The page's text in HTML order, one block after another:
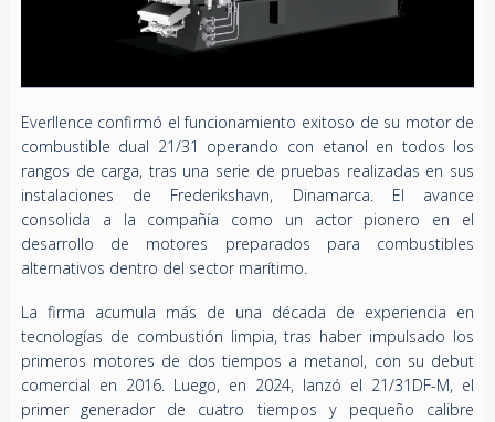
Everllence confirmó el funcionamiento exitoso de su motor de
combustible dual 21/31 operando con etanol en todos los
rangos de carga, tras una serie de pruebas realizadas en sus
instalaciones de Frederikshavn, Dinamarca. El avance
consolida a la compañía como un actor pionero en el
desarrollo de motores preparados para combustibles
alternativos dentro del sector marítimo.
La firma acumula más de una década de experiencia en
tecnologías de combustión limpia, tras haber impulsado los
primeros motores de dos tiempos a metanol, con su debut
comercial en 2016. Luego, en 2024, lanzó el 21/31DF-M, el
primer generador de cuatro tiempos y pequeño calibre